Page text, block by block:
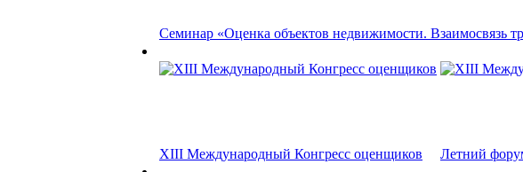
Семинар «Оценка объектов недвижимости. Взаимосвязь
XIII Международный Конгресс оценщиков Летний